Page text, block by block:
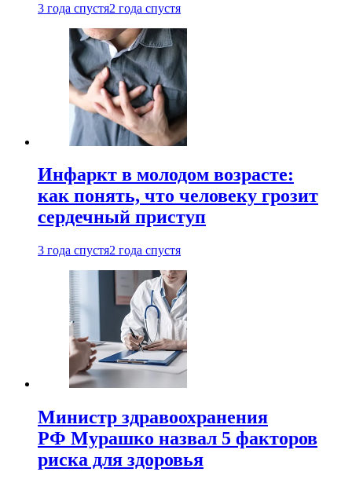
3 года спустя2 года спустя
Инфаркт в молодом возрасте:
как понять, что человеку грозит
сердечный приступ
3 года спустя2 года спустя
Министр здравоохранения
РФ Мурашко назвал 5 факторов
риска для здоровья